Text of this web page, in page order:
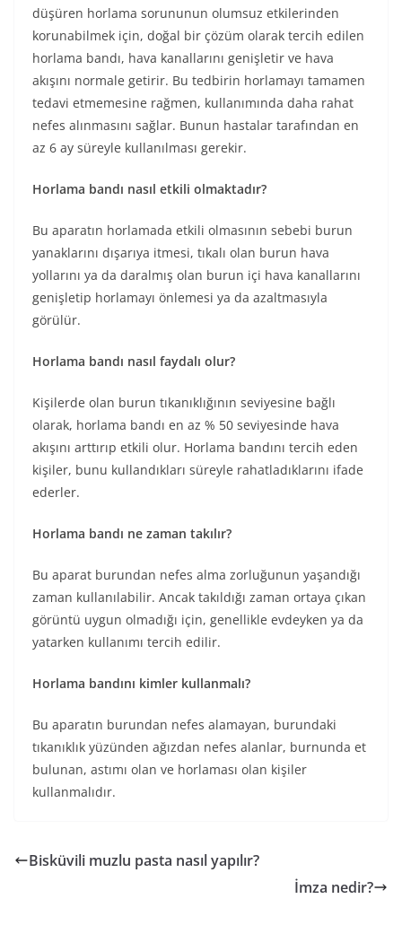
düşüren horlama sorununun olumsuz etkilerinden
korunabilmek için, doğal bir çözüm olarak tercih edilen
horlama bandı, hava kanallarını genişletir ve hava
akışını normale getirir. Bu tedbirin horlamayı tamamen
tedavi etmemesine rağmen, kullanımında daha rahat
nefes alınmasını sağlar. Bunun hastalar tarafından en
az 6 ay süreyle kullanılması gerekir.
Horlama bandı nasıl etkili olmaktadır?
Bu aparatın horlamada etkili olmasının sebebi burun
yanaklarını dışarıya itmesi, tıkalı olan burun hava
yollarını ya da daralmış olan burun içi hava kanallarını
genişletip horlamayı önlemesi ya da azaltmasıyla
görülür.
Horlama bandı nasıl faydalı olur?
Kişilerde olan burun tıkanıklığının seviyesine bağlı
olarak, horlama bandı en az % 50 seviyesinde hava
akışını arttırıp etkili olur. Horlama bandını tercih eden
kişiler, bunu kullandıkları süreyle rahatladıklarını ifade
ederler.
Horlama bandı ne zaman takılır?
Bu aparat burundan nefes alma zorluğunun yaşandığı
zaman kullanılabilir. Ancak takıldığı zaman ortaya çıkan
görüntü uygun olmadığı için, genellikle evdeyken ya da
yatarken kullanımı tercih edilir.
Horlama bandını kimler kullanmalı?
Bu aparatın burundan nefes alamayan, burundaki
tıkanıklık yüzünden ağızdan nefes alanlar, burnunda et
bulunan, astımı olan ve horlaması olan kişiler
kullanmalıdır.
Bisküvili muzlu pasta nasıl yapılır?
İmza nedir?